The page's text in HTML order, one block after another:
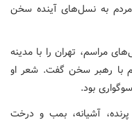
مردم به نسل‌های آینده سخن
مراسم، تهران را با مدینه
با رهبر سخن گفت. شعر او
بود.
آشیانه، بمب و درخت